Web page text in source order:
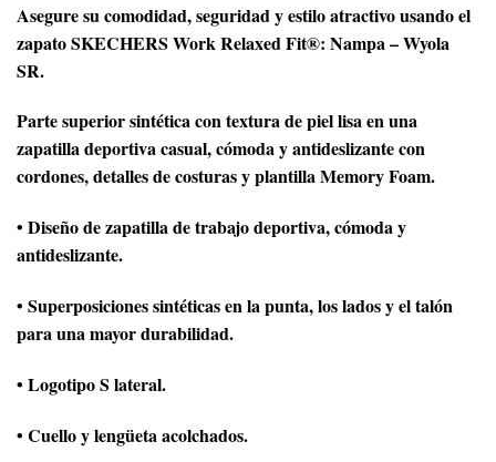
Asegure su comodidad, seguridad y estilo atractivo usando el
zapato SKECHERS Work Relaxed Fit®: Nampa – Wyola
SR.
Parte superior sintética con textura de piel lisa en una
zapatilla deportiva casual, cómoda y antideslizante con
cordones, detalles de costuras y plantilla Memory Foam.
• Diseño de zapatilla de trabajo deportiva, cómoda y
antideslizante.
• Superposiciones sintéticas en la punta, los lados y el talón
para una mayor durabilidad.
• Logotipo S lateral.
• Cuello y lengüeta acolchados.